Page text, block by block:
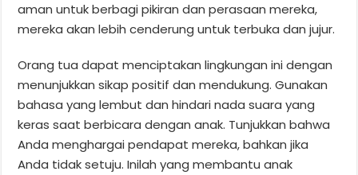
aman untuk berbagi pikiran dan perasaan mereka,
mereka akan lebih cenderung untuk terbuka dan jujur.
Orang tua dapat menciptakan lingkungan ini dengan
menunjukkan sikap positif dan mendukung. Gunakan
bahasa yang lembut dan hindari nada suara yang
keras saat berbicara dengan anak. Tunjukkan bahwa
Anda menghargai pendapat mereka, bahkan jika
Anda tidak setuju. Inilah yang membantu anak